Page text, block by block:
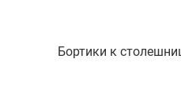
Бортики к